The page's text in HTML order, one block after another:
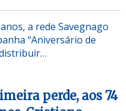
a rede Savegnago
“Aniversário de
perde, aos 74